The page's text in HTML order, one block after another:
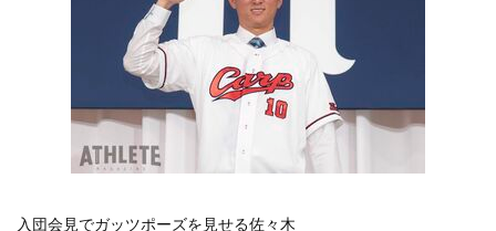
入団会見でガッツポーズを見せる佐々木